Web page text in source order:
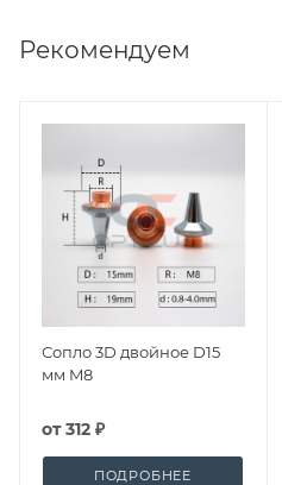
Рекомендуем
Сопло 3D двойное D15
мм M8
от312 ₽
ПОДРОБНЕЕ